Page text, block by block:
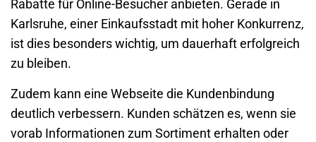
Rabatte für Online-Besucher anbieten. Gerade in
Karlsruhe, einer Einkaufsstadt mit hoher Konkurrenz,
ist dies besonders wichtig, um dauerhaft erfolgreich
zu bleiben.
Zudem kann eine Webseite die Kundenbindung
deutlich verbessern. Kunden schätzen es, wenn sie
vorab Informationen zum Sortiment erhalten oder